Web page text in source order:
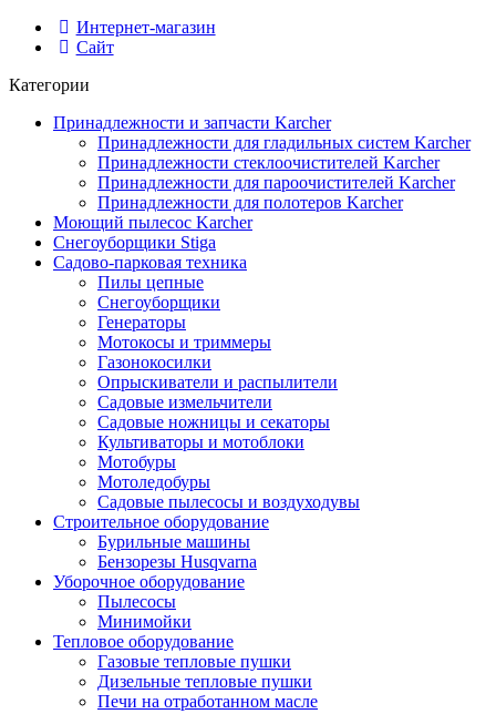
Интернет-магазин
Сайт
Категории
Принадлежности и запчасти Karcher
Принадлежности для гладильных систем Karcher
Принадлежности стеклоочистителей Karcher
Принадлежности для пароочистителей Karcher
Принадлежности для полотеров Karcher
Моющий пылесос Karcher
Снегоуборщики Stiga
Садово-парковая техника
Пилы цепные
Снегоуборщики
Генераторы
Мотокосы и триммеры
Газонокосилки
Опрыскиватели и распылители
Садовые измельчители
Садовые ножницы и секаторы
Культиваторы и мотоблоки
Мотобуры
Мотоледобуры
Садовые пылесосы и воздуходувы
Строительное оборудование
Бурильные машины
Бензорезы Husqvarna
Уборочное оборудование
Пылесосы
Минимойки
Тепловое оборудование
Газовые тепловые пушки
Дизельные тепловые пушки
Печи на отработанном масле